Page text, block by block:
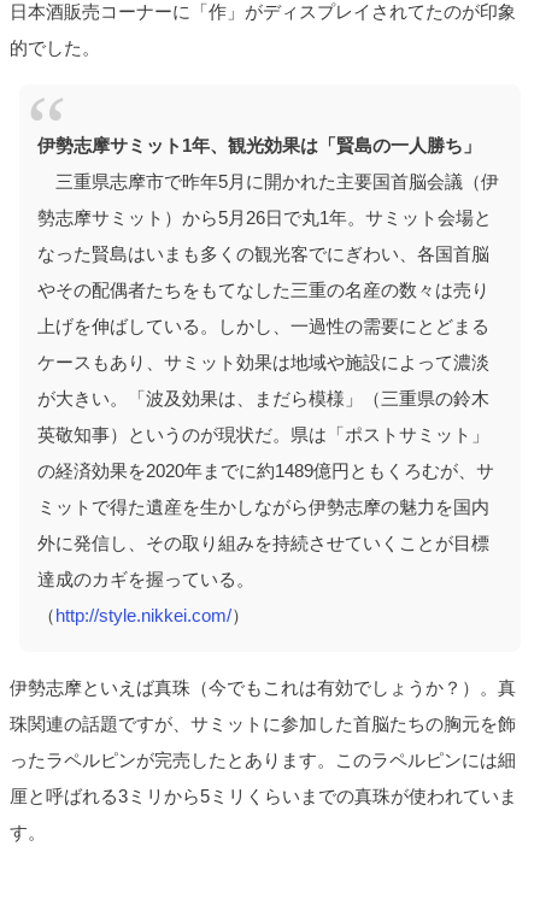
日本酒販売コーナーに「作」がディスプレイされてたのが印象
的でした。
伊勢志摩サミット1年、観光効果は「賢島の一人勝ち」
三重県志摩市で昨年5月に開かれた主要国首脳会議（伊
勢志摩サミット）から5月26日で丸1年。サミット会場と
なった賢島はいまも多くの観光客でにぎわい、各国首脳
やその配偶者たちをもてなした三重の名産の数々は売り
上げを伸ばしている。しかし、一過性の需要にとどまる
ケースもあり、サミット効果は地域や施設によって濃淡
が大きい。「波及効果は、まだら模様」（三重県の鈴木
英敬知事）というのが現状だ。県は「ポストサミット」
の経済効果を2020年までに約1489億円ともくろむが、サ
ミットで得た遺産を生かしながら伊勢志摩の魅力を国内
外に発信し、その取り組みを持続させていくことが目標
達成のカギを握っている。
（http://style.nikkei.com/）
伊勢志摩といえば真珠（今でもこれは有効でしょうか？）。真
珠関連の話題ですが、サミットに参加した首脳たちの胸元を飾
ったラペルピンが完売したとあります。このラペルピンには細
厘と呼ばれる3ミリから5ミリくらいまでの真珠が使われていま
す。